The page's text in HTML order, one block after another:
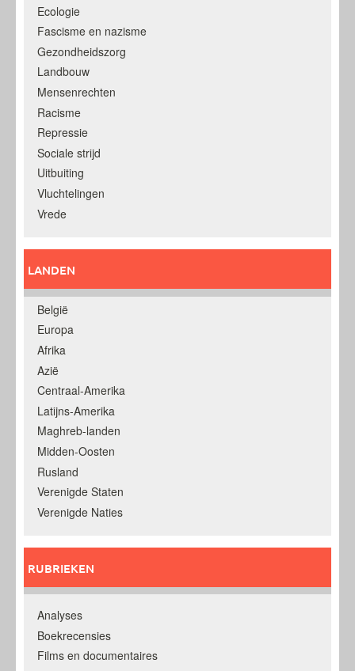
Ecologie
Fascisme en nazisme
Gezondheidszorg
Landbouw
Mensenrechten
Racisme
Repressie
Sociale strijd
Uitbuiting
Vluchtelingen
Vrede
LANDEN
België
Europa
Afrika
Azië
Centraal-Amerika
Latijns-Amerika
Maghreb-landen
Midden-Oosten
Rusland
Verenigde Staten
Verenigde Naties
RUBRIEKEN
Analyses
Boekrecensies
Films en documentaires